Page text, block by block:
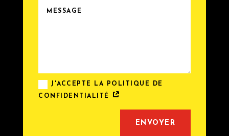
J'ACCEPTE LA POLITIQUE DE
CONFIDENTIALITÉ
ENVOYER